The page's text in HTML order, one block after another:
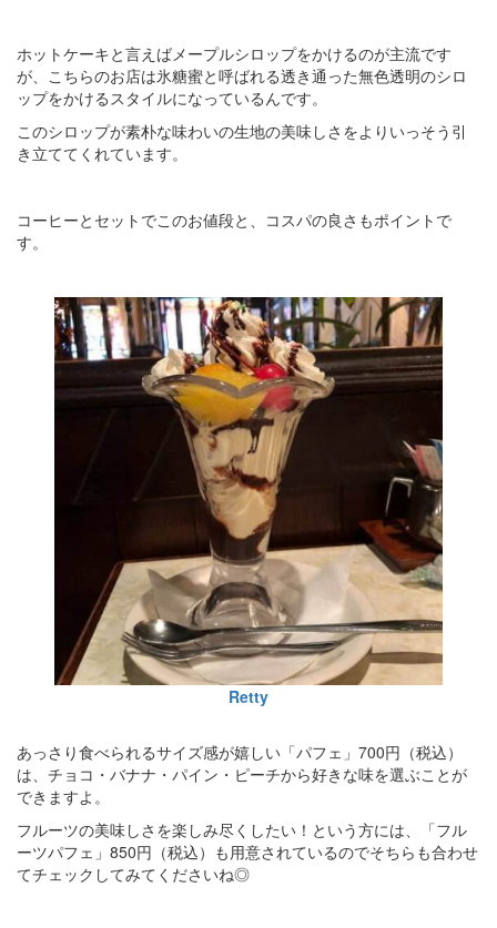
ホットケーキと言えばメープルシロップをかけるのが主流です
が、こちらのお店は氷糖蜜と呼ばれる透き通った無色透明のシロ
ップをかけるスタイルになっているんです。
このシロップが素朴な味わいの生地の美味しさをよりいっそう引
き立ててくれています。
コーヒーとセットでこのお値段と、コスパの良さもポイントで
す。
Retty
あっさり食べられるサイズ感が嬉しい「パフェ」700円（税込）
は、チョコ・バナナ・パイン・ピーチから好きな味を選ぶことが
できますよ。
フルーツの美味しさを楽しみ尽くしたい！という方には、「フル
ーツパフェ」850円（税込）も用意されているのでそちらも合わせ
てチェックしてみてくださいね◎